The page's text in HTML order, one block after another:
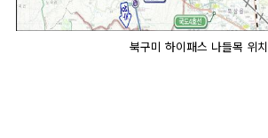
북구미 하이패스 나들목 위치